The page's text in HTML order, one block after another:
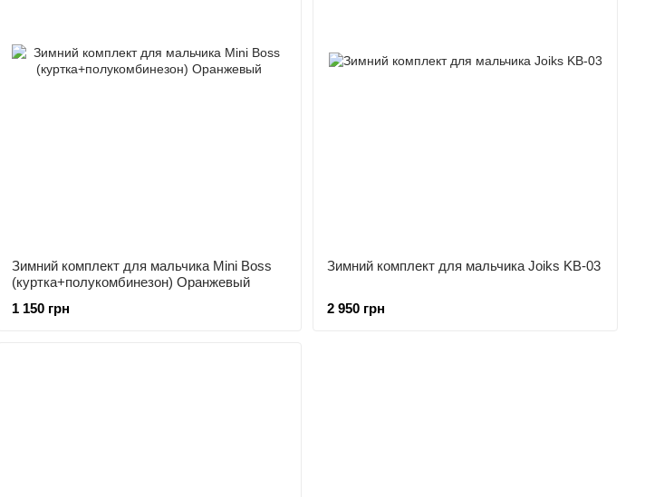
Зимний комплект для мальчика Mini Boss
(куртка+полукомбинезон) Оранжевый
1 150 грн
Зимний комплект для мальчика Joiks KB-03
2 950 грн